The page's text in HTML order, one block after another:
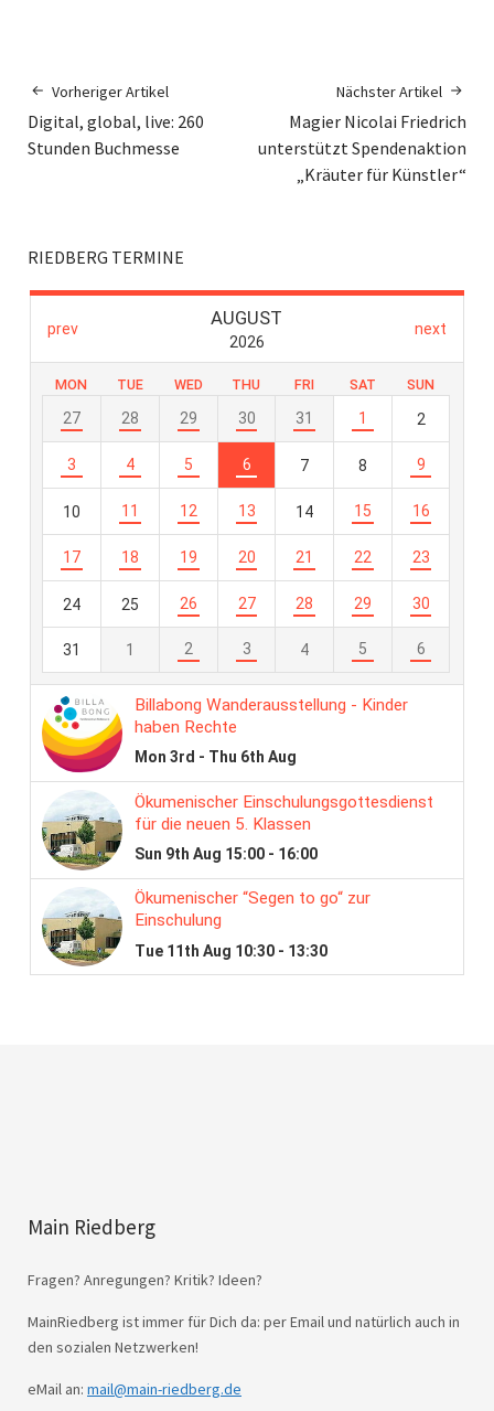
Vorheriger Artikel
Digital, global, live: 260
Stunden Buchmesse
Nächster Artikel
Magier Nicolai Friedrich
unterstützt Spendenaktion
„Kräuter für Künstler“
RIEDBERG TERMINE
Main Riedberg
Fragen? Anregungen? Kritik? Ideen?
MainRiedberg ist immer für Dich da: per Email und natürlich auch in
den sozialen Netzwerken!
eMail an: mail@main-riedberg.de